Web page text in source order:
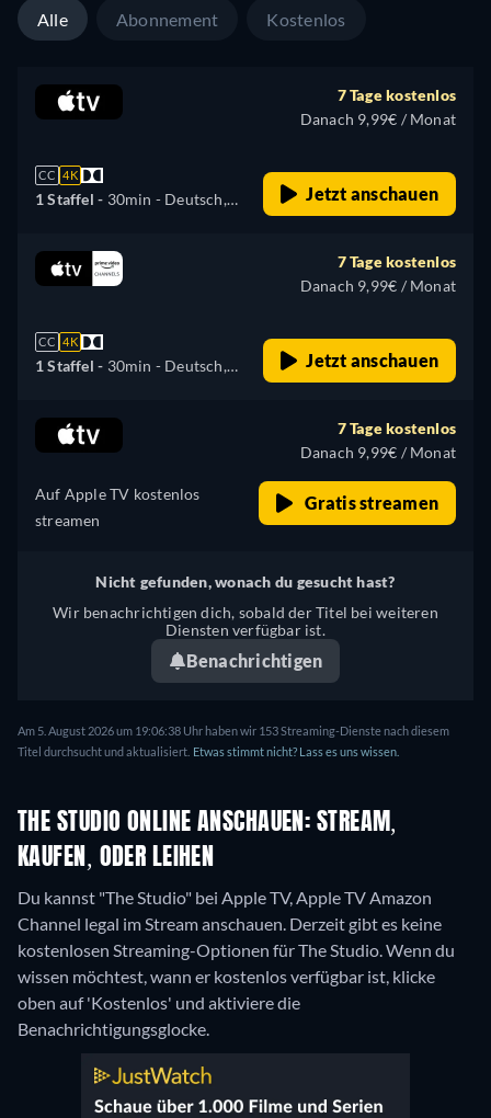
Türkisch
Alle Abonnement Kostenlos
CC 4K
1 Staffel - 30min - Deutsch,
Französisch, Italienisch,
Japanisch, Portugiesisch,
7 Tage kostenlos
Danach 9,99€ / Monat
Jetzt anschauen
CC 4K
1 Staffel - 30min - Deutsch,
Französisch, Italienisch,
Japanisch, Portugiesisch,
7 Tage kostenlos
Danach 9,99€ / Monat
Jetzt anschauen
Auf Apple TV kostenlos
streamen
7 Tage kostenlos
Danach 9,99€ / Monat
Gratis streamen
Nicht gefunden, wonach du gesucht hast?
Wir benachrichtigen dich, sobald der Titel bei weiteren
Diensten verfügbar ist.
Benachrichtigen
Am 5. August 2026 um 19:06:38 Uhr haben wir 153 Streaming-Dienste nach diesem
Titel durchsucht und aktualisiert. Etwas stimmt nicht? Lass es uns wissen.
THE STUDIO ONLINE ANSCHAUEN: STREAM,
KAUFEN, ODER LEIHEN
Du kannst "The Studio" bei Apple TV, Apple TV Amazon
Channel legal im Stream anschauen. Derzeit gibt es keine
kostenlosen Streaming-Optionen für The Studio. Wenn du
wissen möchtest, wann er kostenlos verfügbar ist, klicke
oben auf 'Kostenlos' und aktiviere die
Benachrichtigungsglocke.